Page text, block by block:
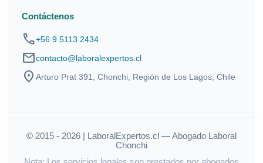
Contáctenos
phone+56 9 5113 2434
mailcontacto@laboralexpertos.cl
location_onArturo Prat 391, Chonchi, Región de Los Lagos, Chile
© 2015 - 2026 | LaboralExpertos.cl — Abogado Laboral
Chonchi